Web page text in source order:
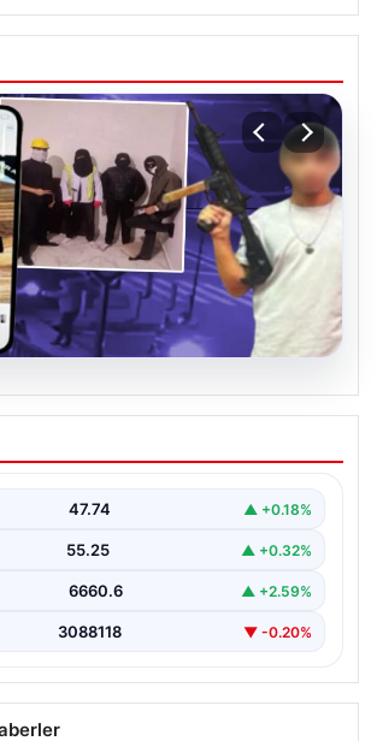
çetesine yeni iddianame
47.74 ▲ +0.18%
55.25 ▲ +0.32%
6660.6 ▲ +2.59%
3088118 ▼ -0.20%